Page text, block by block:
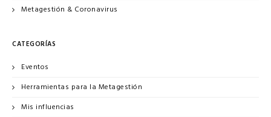
Metagestión & Coronavirus
CATEGORÍAS
Eventos
Herramientas para la Metagestión
Mis influencias